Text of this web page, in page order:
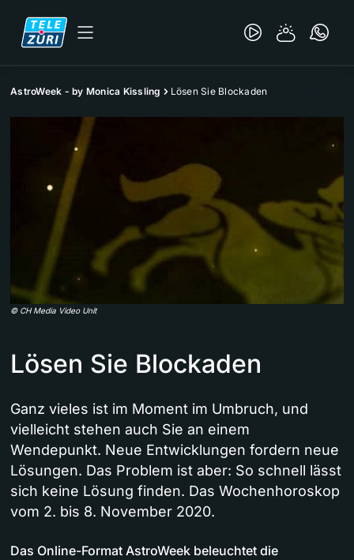
AstroWeek - by Monica Kissling Lösen Sie Blockaden
© CH Media Video Unit
Lösen Sie Blockaden
Ganz vieles ist im Moment im Umbruch, und
vielleicht stehen auch Sie an einem
Wendepunkt. Neue Entwicklungen fordern neue
Lösungen. Das Problem ist aber: So schnell lässt
sich keine Lösung finden. Das Wochenhoroskop
vom 2. bis 8. November 2020.
Das Online-Format AstroWeek beleuchtet die